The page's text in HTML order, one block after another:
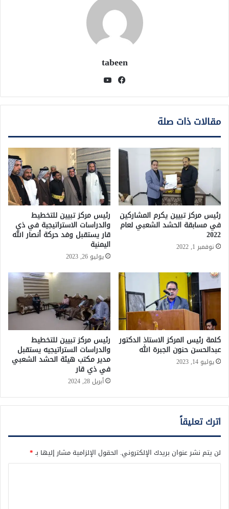
tabeen
فيسبوك
مقالات ذات صلة
رئيس مركز تبيين يكرم المشاركين
في مسابقة الحشد الشعبي لعام
2022
نوفمبر 1, 2022
رئيس مركز تبيين للتخطيط
والدراسات الاستراتيجية في ذي
قار يستقبل وفد حركة أنصار الله
اليمنية
يوليو 26, 2023
كلمة رئيس المركز الاستاذ الدكتور
عبدالحسن حنون الجبرة الله
يوليو 14, 2023
رئيس مركز تبيين للتخطيط
والدراسات الستراتيجيه يستقبل
مدير مكتب هيئة الحشد الشعبي
في ذي قار
أبريل 28, 2024
اترك تعليقاً
لن يتم نشر عنوان بريدك الإلكتروني. الحقول الإلزامية مشار إليها بـ*